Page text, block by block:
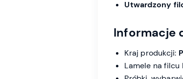
Utwardzony
Informacje
Kraj produkcji:
Lamele na filcu